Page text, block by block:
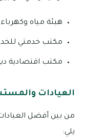
هيئة مياه وكهرباء
مكتب خدمتي
مكتب اقتصادية
العيادات
من بين أفضل
يلي: